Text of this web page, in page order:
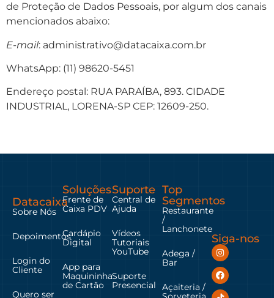
de Proteção de Dados Pessoais, por algum dos canais
mencionados abaixo:
E-mail: administrativo@datacaixa.com.br
WhatsApp: (11) 98620-5451
Endereço postal: RUA PARAÍBA, 893. CIDADE
INDUSTRIAL, LORENA-SP CEP: 12609-250.
Datacaixa
Sobre Nós
Depoimentos
Login do
Cliente
Quero ser
Soluções
Frente de
Caixa PDV
Cardápio
Digital
App para
Maquininha
de Cartão
Suporte
Central de
Ajuda
Vídeos
Tutoriais
YouTube
Suporte
Presencial
Top
Segmentos
Restaurante
/
Lanchonete
Adega /
Bar
Açaiteria /
Siga-nos